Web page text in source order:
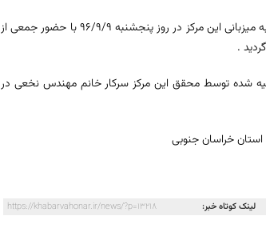
جلسه نشست و هم اندیشی در خصوص مشکلات و مباحث روز کشاورزان به میزبانی این مرکز در روز پنجشنبه 96/9/9 با حضور جمعی از
.
شده توسط محقق این مرکز سرکار خانم مهندس نخعی در
خراسان جنوبی
لینک کوتاه خبر: https://khabarvahonar.ir/news/?p=13218